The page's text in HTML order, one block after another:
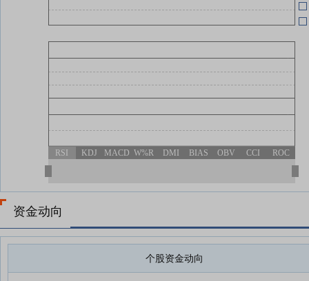
06-23
RSI KDJ MACD W%R DMI BIAS OBV CCI ROC
资金动向
个股资金动向